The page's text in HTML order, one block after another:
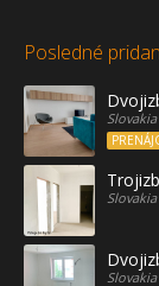
Posledné
Slovakia
Slovakia
Slovakia